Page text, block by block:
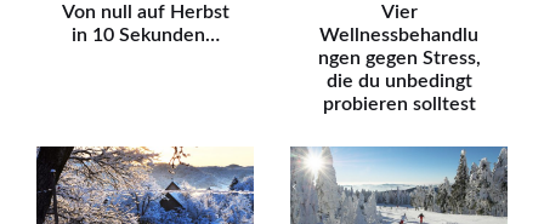
Von null auf Herbst
in 10 Sekunden…
Vier
Wellnessbehandlu
ngen gegen Stress,
die du unbedingt
probieren solltest